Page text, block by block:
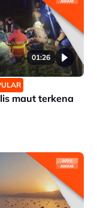
01:26
maut terkena